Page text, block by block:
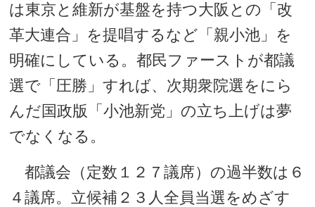
は東京と維新が基盤を持つ大阪との「改
革大連合」を提唱するなど「親小池」を
明確にしている。都民ファーストが都議
選で「圧勝」すれば、次期衆院選をにら
んだ国政版「小池新党」の立ち上げは夢
でなくなる。
都議会（定数１２７議席）の過半数は６
４議席。立候補２３人全員当選をめざす